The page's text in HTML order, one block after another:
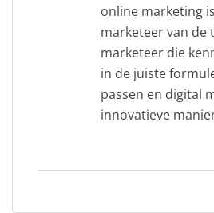
online marketing
marketeer van de
marketeer die
in de juiste
passen en digital
innovatieve